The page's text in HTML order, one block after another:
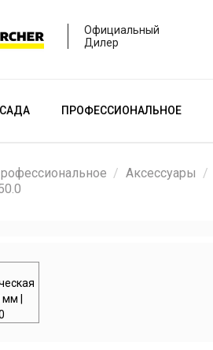
Официальный
Дилер
ПРОФЕССИОНАЛЬНОЕ
Аксессуары